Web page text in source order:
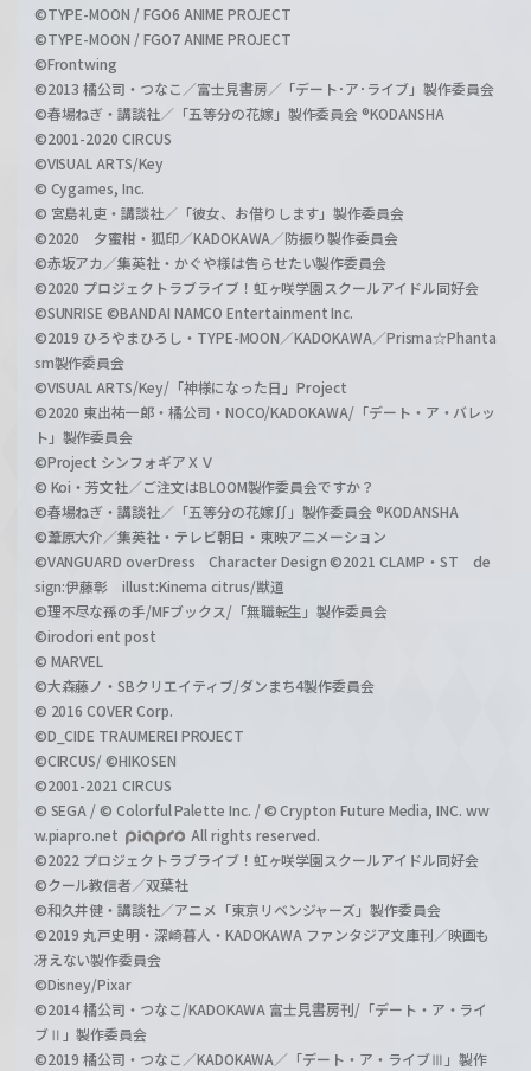
©TYPE-MOON / FGO6 ANIME PROJECT
©TYPE-MOON / FGO7 ANIME PROJECT
©Frontwing
©2013 橘公司・つなこ／富士見書房／「デート･ア･ライブ」製作委員会
©春場ねぎ・講談社／「五等分の花嫁」製作委員会 ®KODANSHA
©2001-2020 CIRCUS
©VISUAL ARTS/Key
© Cygames, Inc.
© 宮島礼吏・講談社／「彼女、お借りします」製作委員会
©2020 夕蜜柑・狐印／KADOKAWA／防振り製作委員会
©赤坂アカ／集英社・かぐや様は告らせたい製作委員会
©2020 プロジェクトラブライブ！虹ヶ咲学園スクールアイドル同好会
©SUNRISE ©BANDAI NAMCO Entertainment Inc.
©2019 ひろやまひろし・TYPE-MOON／KADOKAWA／Prisma☆Phanta
sm製作委員会
©VISUAL ARTS/Key/「神様になった日」Project
©2020 東出祐一郎・橘公司・NOCO/KADOKAWA/「デート・ア・バレッ
ト」製作委員会
©Project シンフォギアＸＶ
© Koi・芳文社／ご注文はBLOOM製作委員会ですか？
©春場ねぎ・講談社／「五等分の花嫁∬」製作委員会 ®KODANSHA
©葦原大介／集英社・テレビ朝日・東映アニメーション
©VANGUARD overDress Character Design ©2021 CLAMP・ST de
sign:伊藤彰 illust:Kinema citrus/獣道
©理不尽な孫の手/MFブックス/「無職転生」製作委員会
©irodori ent post
© MARVEL
©大森藤ノ・SBクリエイティブ/ダンまち4製作委員会
© 2016 COVER Corp.
©D_CIDE TRAUMEREI PROJECT
©CIRCUS/ ©HIKOSEN
©2001-2021 CIRCUS
© SEGA / © Colorful Palette Inc. / © Crypton Future Media, INC. ww
w.piapro.net
All rights reserved.
©2022 プロジェクトラブライブ！虹ヶ咲学園スクールアイドル同好会
©クール教信者／双葉社
©和久井健・講談社／アニメ「東京リベンジャーズ」製作委員会
©2019 丸戸史明・深崎暮人・KADOKAWA ファンタジア文庫刊／映画も
冴えない製作委員会
©Disney/Pixar
©2014 橘公司・つなこ/KADOKAWA 富士見書房刊/「デート・ア・ライ
ブⅡ」製作委員会
©2019 橘公司・つなこ／KADOKAWA／「デート・ア・ライブⅢ」製作